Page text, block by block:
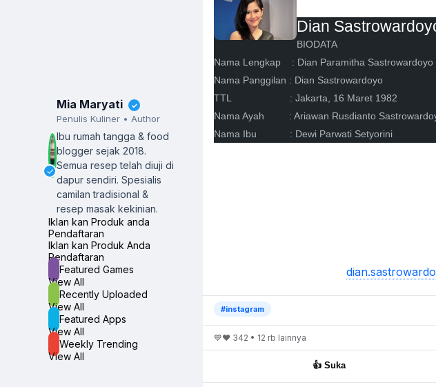
✓
Mia Maryati ✓
Penulis Kuliner • Author
Ibu rumah tangga & food
blogger sejak 2018.
Semua resep telah diuji di
dapur sendiri.Spesialis
camilan tradisional &
resep masak kekinian.
Iklan kan Produk anda
Pendaftaran
Iklan kan Produk Anda
Pendaftaran
Featured Games
View All
Recently Uploaded
View All
Featured Apps
View All
Weekly Trending
View All
Dian
BIODATA
Nama Lengkap : Dian Paramitha Sastrowardoyo
Nama Panggilan : Dian Sastrowardoyo
TTL : Jakarta, 16 Maret 1982
Nama Ayah : Ariawan Rusdianto
Nama Ibu : Dewi Parwati Setyorini
#instagram
💙❤️ 342 • 12 rb lainnya
👍 Suka